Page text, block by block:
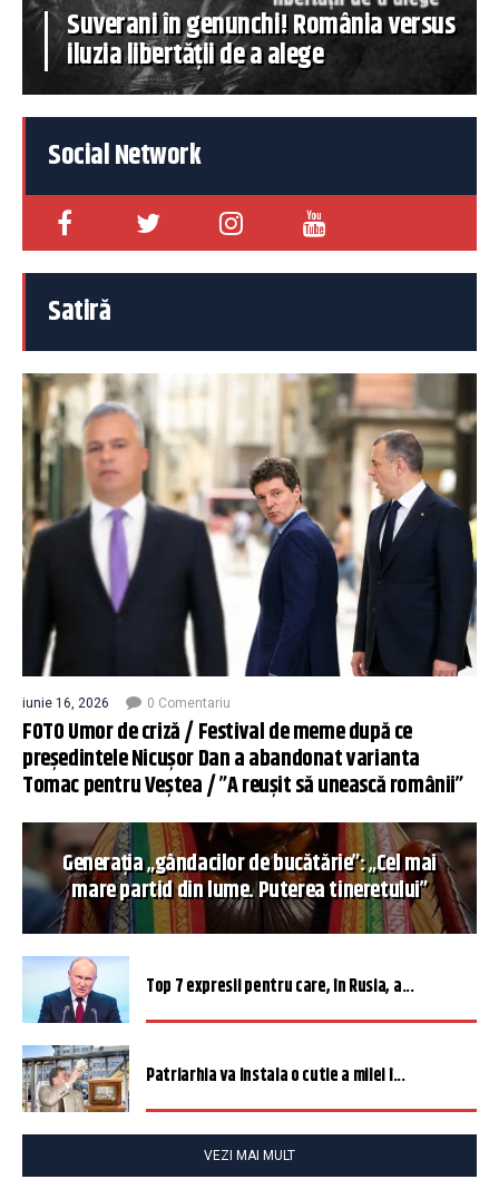
Suverani în genunchi! România versus
iluzia libertății de a alege
Social Network
Satiră
iunie 16, 2026 0 Comentariu
FOTO Umor de criză / Festival de meme după ce
președintele Nicușor Dan a abandonat varianta
Tomac pentru Veștea / ”A reușit să unească românii”
Generația „gândacilor de bucătărie”: „Cel mai
mare partid din lume. Puterea tineretului”
Top 7 expresii pentru care, în Rusia, a...
Patriarhia va instala o cutie a milei î...
VEZI MAI MULT